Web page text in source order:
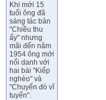
Khi mới 15
tuổi ông đã
sáng tác bản
"Chiều thu
ấy" nhưng
mãi đến năm
1954 ông mới
nổi danh với
hai bài "Kiếp
nghèo" và
"Chuyến đò vĩ
tuyến".